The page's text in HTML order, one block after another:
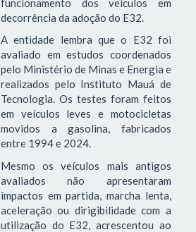
funcionamento dos veículos em
decorrência da adoção do E32.
A entidade lembra que o E32 foi
avaliado em estudos coordenados
pelo Ministério de Minas e Energia e
realizados pelo Instituto Mauá de
Tecnologia. Os testes foram feitos
em veículos leves e motocicletas
movidos a gasolina, fabricados
entre 1994 e 2024.
Mesmo os veículos mais antigos
avaliados não apresentaram
impactos em partida, marcha lenta,
aceleração ou dirigibilidade com a
utilização do E32, acrescentou ao